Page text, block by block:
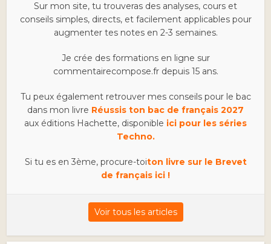
Sur mon site, tu trouveras des analyses, cours et
conseils simples, directs, et facilement applicables pour
augmenter tes notes en 2-3 semaines.
Je crée des formations en ligne sur
commentairecompose.fr depuis 15 ans.
Tu peux également retrouver mes conseils pour le bac
dans mon livre Réussis ton bac de français 2027
aux éditions Hachette, disponible ici pour les séries
Techno.
Si tu es en 3ème, procure-toiton livre sur le Brevet
de français ici !
Voir tous les articles